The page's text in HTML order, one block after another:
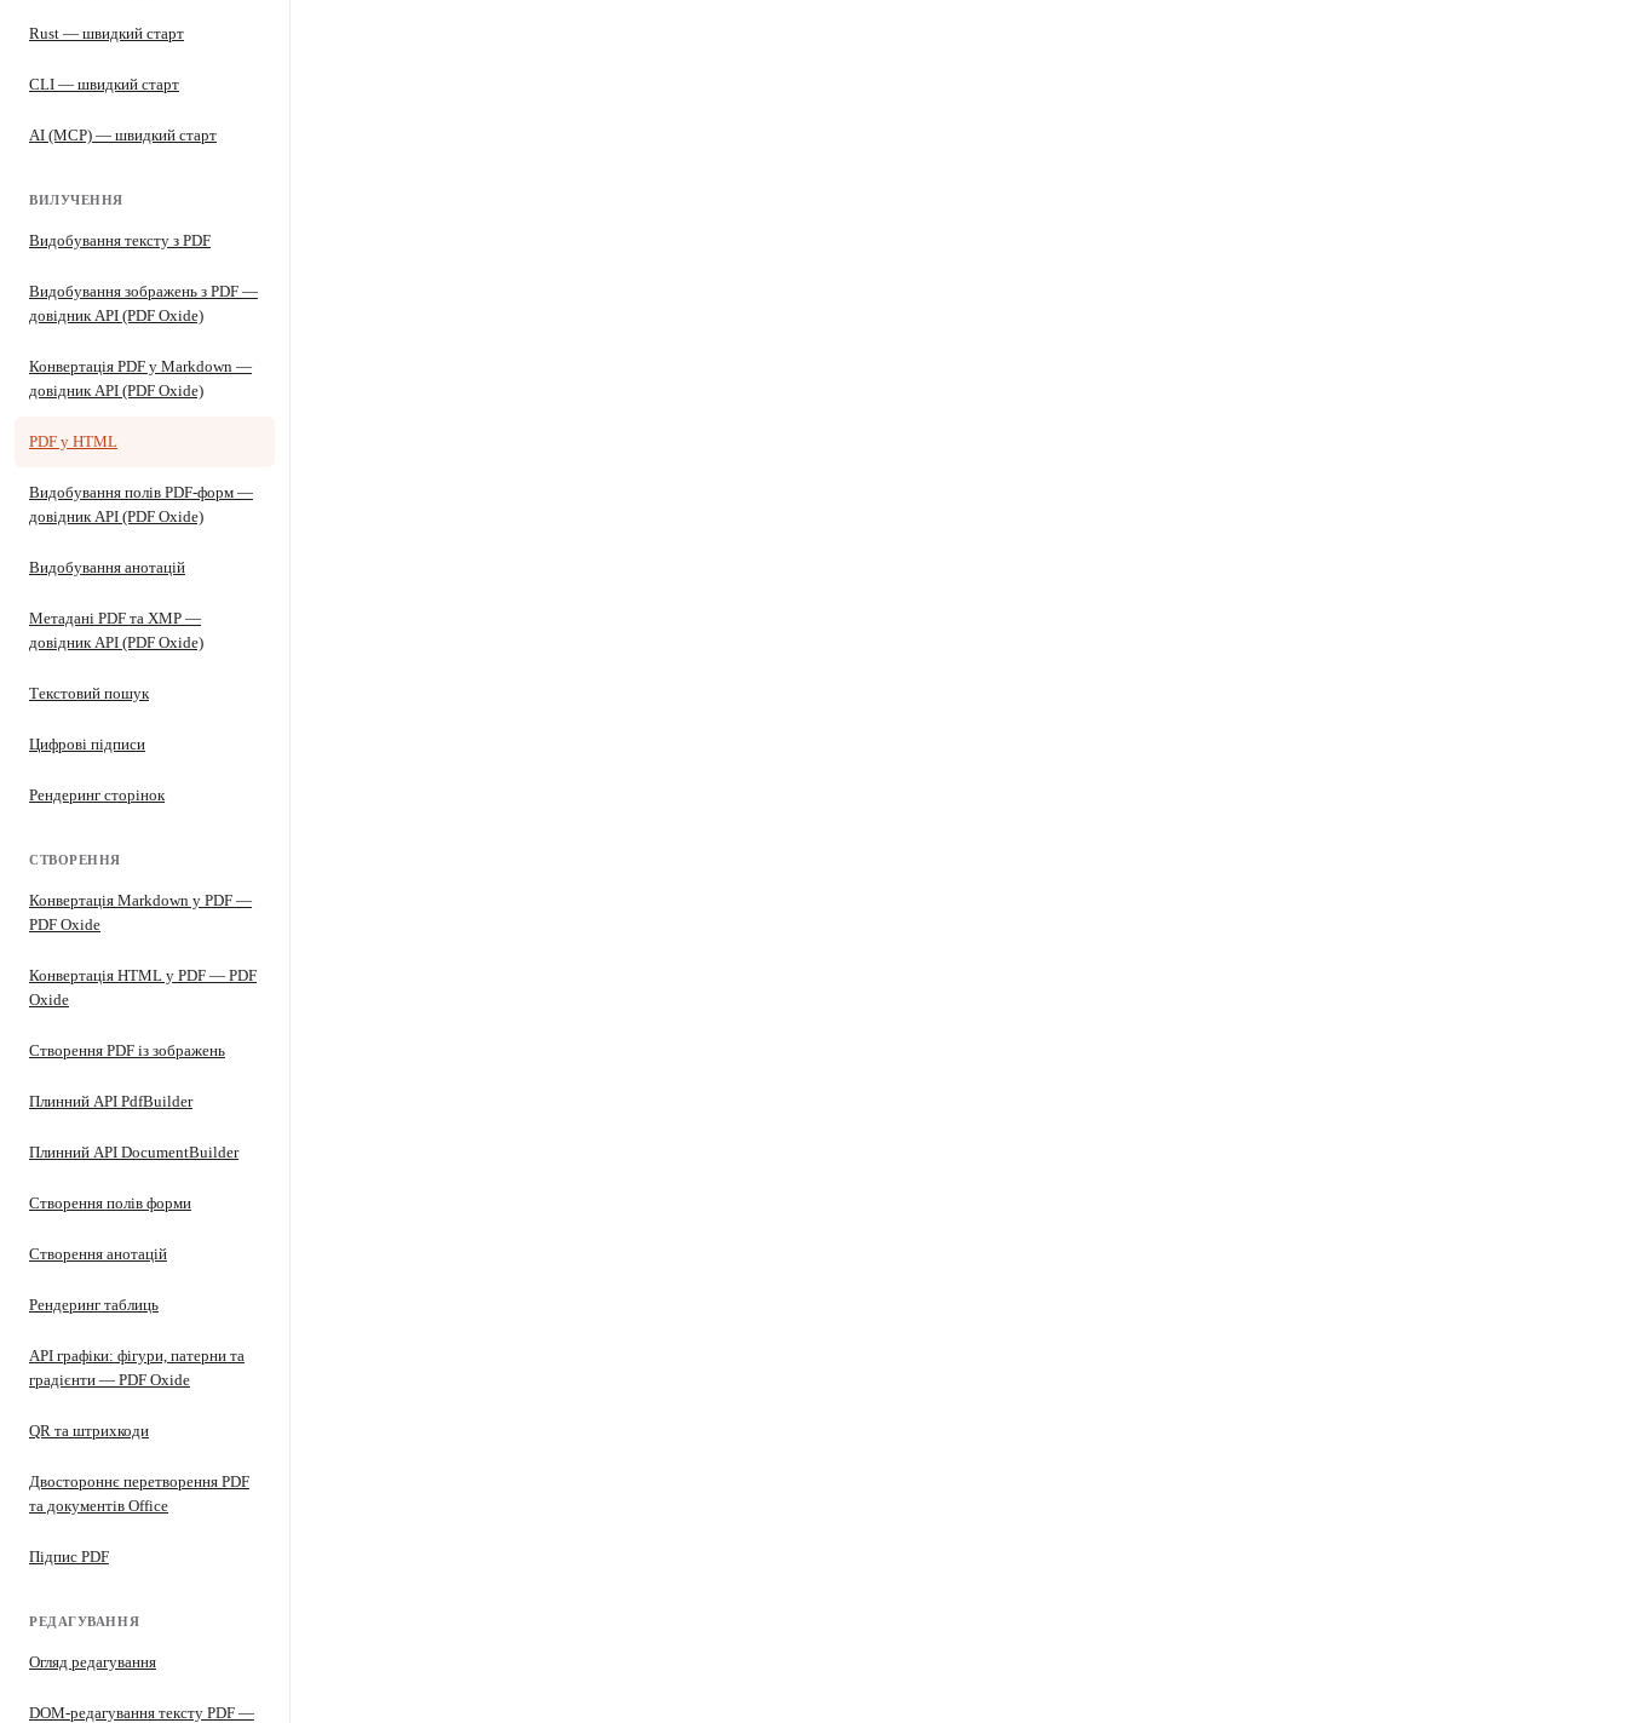
Rust — швидкий старт
CLI — швидкий старт
AI (MCP) — швидкий старт
ВИЛУЧЕННЯ
Видобування тексту з PDF
Видобування зображень з PDF —
довідник API (PDF Oxide)
Конвертація PDF у Markdown —
довідник API (PDF Oxide)
PDF у HTML
Видобування полів PDF-форм —
довідник API (PDF Oxide)
Видобування анотацій
Метадані PDF та XMP —
довідник API (PDF Oxide)
Текстовий пошук
Цифрові підписи
Рендеринг сторінок
СТВОРЕННЯ
Конвертація Markdown у PDF —
PDF Oxide
Конвертація HTML у PDF — PDF
Oxide
Створення PDF із зображень
Плинний API PdfBuilder
Плинний API DocumentBuilder
Створення полів форми
Створення анотацій
Рендеринг таблиць
API графіки: фігури, патерни та
градієнти — PDF Oxide
QR та штрихкоди
Двостороннє перетворення PDF
та документів Office
Підпис PDF
РЕДАГУВАННЯ
Огляд редагування
DOM-редагування тексту PDF —